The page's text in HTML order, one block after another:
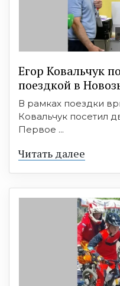
Егор Ковальчук
поездкой в
В рамках поездки
Ковальчук посетил
Первое ...
Читать далее